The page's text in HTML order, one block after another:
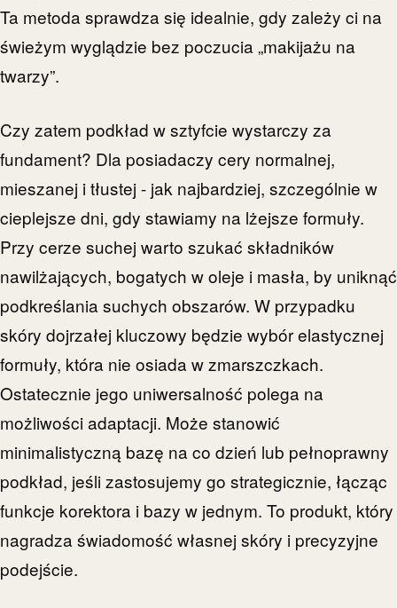
Ta metoda sprawdza się idealnie, gdy zależy ci na
świeżym wyglądzie bez poczucia „makijażu na
twarzy”.
Czy zatem podkład w sztyfcie wystarczy za
fundament? Dla posiadaczy cery normalnej,
mieszanej i tłustej - jak najbardziej, szczególnie w
cieplejsze dni, gdy stawiamy na lżejsze formuły.
Przy cerze suchej warto szukać składników
nawilżających, bogatych w oleje i masła, by uniknąć
podkreślania suchych obszarów. W przypadku
skóry dojrzałej kluczowy będzie wybór elastycznej
formuły, która nie osiada w zmarszczkach.
Ostatecznie jego uniwersalność polega na
możliwości adaptacji. Może stanowić
minimalistyczną bazę na co dzień lub pełnoprawny
podkład, jeśli zastosujemy go strategicznie, łącząc
funkcje korektora i bazy w jednym. To produkt, który
nagradza świadomość własnej skóry i precyzyjne
podejście.